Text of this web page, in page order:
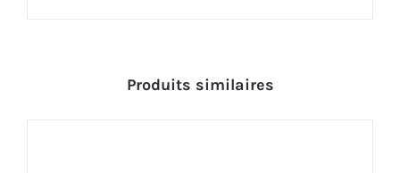
Produits similaires